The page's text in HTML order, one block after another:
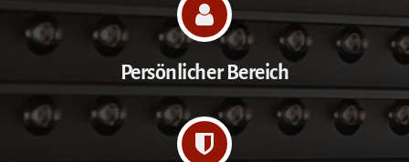
Persönlicher Bereich